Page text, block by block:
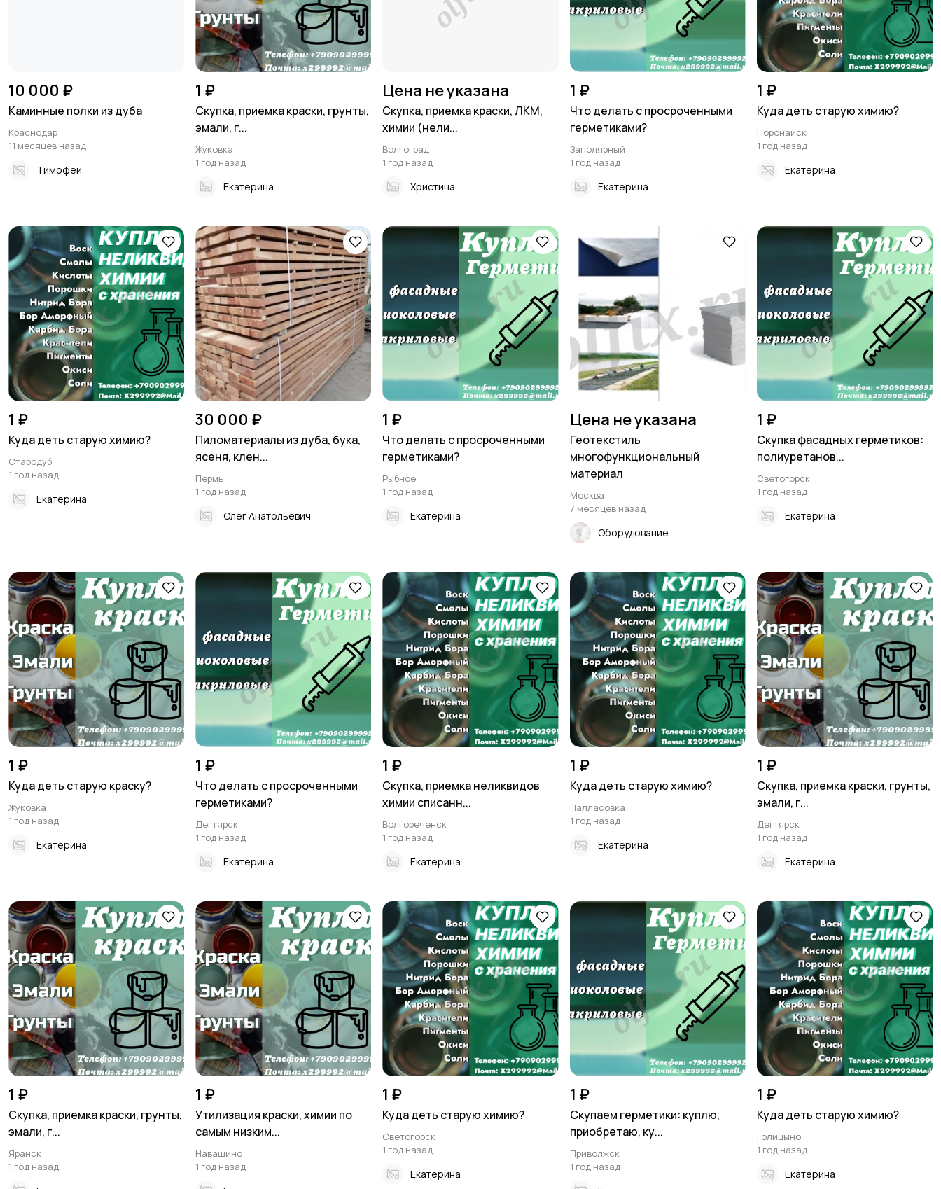
10 000 ₽
Каминные полки из дуба
Краснодар
11 месяцев назад
Тимофей
1 ₽
Скупка, приемка краски, грунты,
эмали, г...
Жуковка
1 год назад
Екатерина
Цена не указана
Скупка, приемка краски, ЛКМ,
химии (нели...
Волгоград
1 год назад
Христина
1 ₽
Что делать с просроченными
герметиками?
Заполярный
1 год назад
Екатерина
1 ₽
Куда деть старую химию?
Поронайск
1 год назад
Екатерина
1 ₽
Куда деть старую химию?
Стародуб
1 год назад
Екатерина
30 000 ₽
Пиломатериалы из дуба, бука,
ясеня, клен...
Пермь
1 год назад
Олег Анатольевич
1 ₽
Что делать с просроченными
герметиками?
Рыбное
1 год назад
Екатерина
Цена не указана
Геотекстиль
многофункциональный
материал
Москва
7 месяцев назад
Оборудование
1 ₽
Скупка фасадных герметиков:
полиуретанов...
Светогорск
1 год назад
Екатерина
1 ₽
Куда деть старую краску?
Жуковка
1 год назад
Екатерина
1 ₽
Что делать с просроченными
герметиками?
Дегтярск
1 год назад
Екатерина
1 ₽
Скупка, приемка неликвидов
химии списанн...
Волгореченск
1 год назад
Екатерина
1 ₽
Куда деть старую химию?
Палласовка
1 год назад
Екатерина
1 ₽
Скупка, приемка краски, грунты,
эмали, г...
Дегтярск
1 год назад
Екатерина
1 ₽
Скупка, приемка краски, грунты,
эмали, г...
Яранск
1 год назад
1 ₽
Утилизация краски, химии по
самым низким...
Навашино
1 год назад
1 ₽
Куда деть старую химию?
Светогорск
1 год назад
Екатерина
1 ₽
Скупаем герметики: куплю,
приобретаю, ку...
Приволжск
1 год назад
1 ₽
Куда деть старую химию?
Голицыно
1 год назад
Екатерина